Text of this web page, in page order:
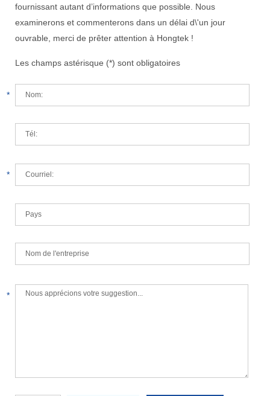
fournissant autant d’informations que possible. Nous
examinerons et commenterons dans un délai d\'un jour
ouvrable, merci de prêter attention à Hongtek !
Les champs astérisque (*) sont obligatoires
*
*
*